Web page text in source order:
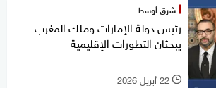
شرق أوسط
رئيس دولة الإمارات وملك المغرب
يبحثان التطورات الإقليمية
l 22 أبريل 2026